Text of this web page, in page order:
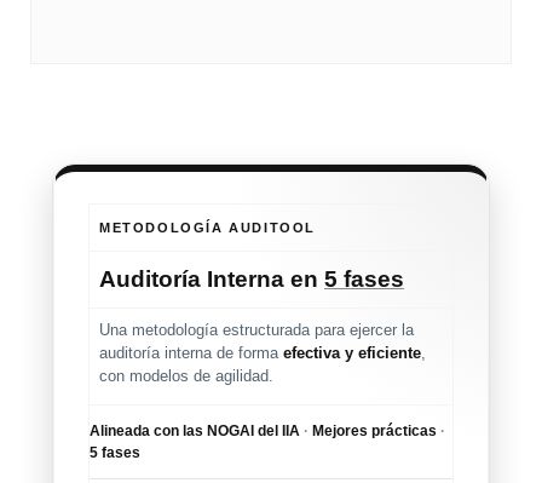
METODOLOGÍA AUDITOOL
Auditoría Interna en 5 fases
Una metodología estructurada para ejercer la
auditoría interna de forma efectiva y eficiente
con modelos de agilidad.
Alineada con las NOGAI del IIA · Mejores prácticas ·
5 fases